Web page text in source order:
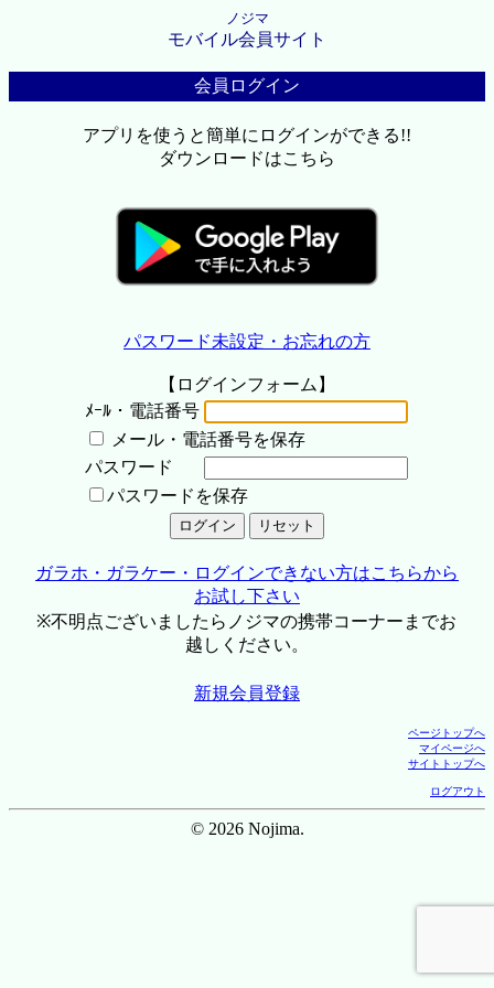
ノジマ
モバイル会員サイト
会員ログイン
アプリを使うと簡単にログインができる!!
ダウンロードはこちら
パスワード未設定・お忘れの方
【ログインフォーム】
ﾒｰﾙ・電話番号
メール・電話番号を保存
パスワード
パスワードを保存
ガラホ・ガラケー・ログインできない方はこちらから
お試し下さい
※不明点ございましたらノジマの携帯コーナーまでお
越しください。
新規会員登録
ページトップへ
マイページへ
サイトトップへ
ログアウト
© 2026 Nojima.